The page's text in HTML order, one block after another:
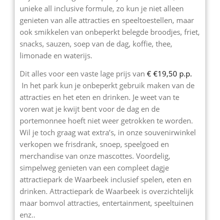
unieke all inclusive formule, zo kun je niet alleen
genieten van alle attracties en speeltoestellen, maar
ook smikkelen van onbeperkt belegde broodjes, friet,
snacks, sauzen, soep van de dag, koffie, thee,
limonade en waterijs.
Dit alles voor een vaste lage prijs van € €19,50 p.p.
In het park kun je onbeperkt gebruik maken van de
attracties en het eten en drinken. Je weet van te
voren wat je kwijt bent voor de dag en de
portemonnee hoeft niet weer getrokken te worden.
Wil je toch graag wat extra’s, in onze souvenirwinkel
verkopen we frisdrank, snoep, speelgoed en
merchandise van onze mascottes. Voordelig,
simpelweg genieten van een compleet dagje
attractiepark de Waarbeek inclusief spelen, eten en
drinken. Attractiepark de Waarbeek is overzichtelijk
maar bomvol attracties, entertainment, speeltuinen
enz..